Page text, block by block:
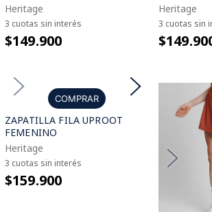
Heritage
3 cuotas sin interés
$149.900
Heritage
3 cuotas sin
COMPRAR
ZAPATILLA FILA UPROOT
FEMENINO
Heritage
3 cuotas sin interés
$159.900